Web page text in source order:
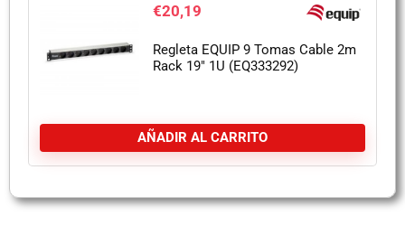
€20,19
Regleta EQUIP 9 Tomas Cable 2m
Rack 19″ 1U (EQ333292)
AÑADIR AL CARRITO